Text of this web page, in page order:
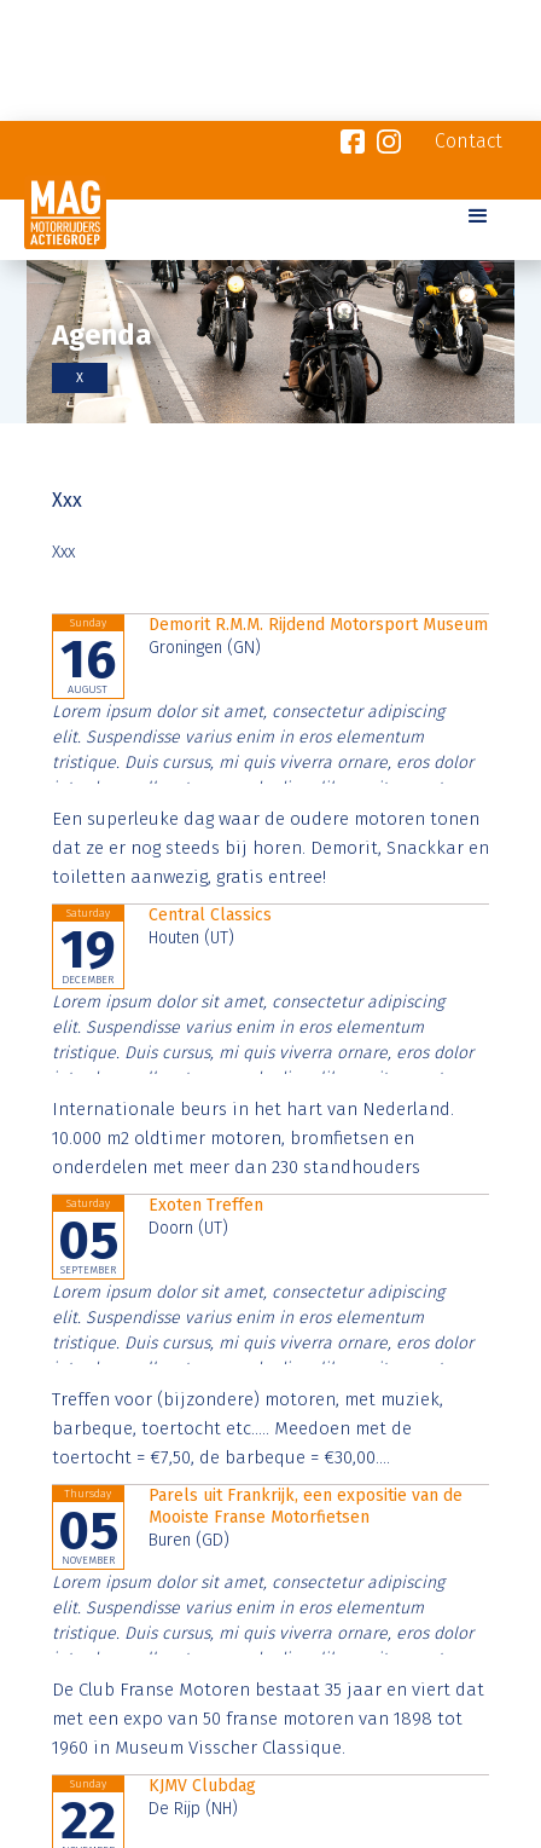
Contact
Agenda
X
Xxx
Xxx
Sunday
16
AUGUST
Demorit R.M.M. Rijdend Motorsport Museum
Groningen (GN)
Lorem ipsum dolor sit amet, consectetur adipiscing
elit. Suspendisse varius enim in eros elementum
tristique. Duis cursus, mi quis viverra ornare, eros dolor
interdum nulla, ut commodo diam libero vitae erat.
Aenean faucibus nibh et justo cursus id rutrum lorem
imperdiet. Nunc ut sem vitae risus tristique posuere.
Een superleuke dag waar de oudere motoren tonen
dat ze er nog steeds bij horen. Demorit, Snackkar en
toiletten aanwezig, gratis entree!
Saturday
19
DECEMBER
Central Classics
Houten (UT)
Lorem ipsum dolor sit amet, consectetur adipiscing
elit. Suspendisse varius enim in eros elementum
tristique. Duis cursus, mi quis viverra ornare, eros dolor
interdum nulla, ut commodo diam libero vitae erat.
Aenean faucibus nibh et justo cursus id rutrum lorem
imperdiet. Nunc ut sem vitae risus tristique posuere.
Internationale beurs in het hart van Nederland.
10.000 m2 oldtimer motoren, bromfietsen en
onderdelen met meer dan 230 standhouders
Saturday
05
SEPTEMBER
Exoten Treffen
Doorn (UT)
Lorem ipsum dolor sit amet, consectetur adipiscing
elit. Suspendisse varius enim in eros elementum
tristique. Duis cursus, mi quis viverra ornare, eros dolor
interdum nulla, ut commodo diam libero vitae erat.
Aenean faucibus nibh et justo cursus id rutrum lorem
imperdiet. Nunc ut sem vitae risus tristique posuere.
Treffen voor (bijzondere) motoren, met muziek,
barbeque, toertocht etc..... Meedoen met de
toertocht = €7,50, de barbeque = €30,00....
Thursday
05
NOVEMBER
Parels uit Frankrijk, een expositie van de
Mooiste Franse Motorfietsen
Buren (GD)
Lorem ipsum dolor sit amet, consectetur adipiscing
elit. Suspendisse varius enim in eros elementum
tristique. Duis cursus, mi quis viverra ornare, eros dolor
interdum nulla, ut commodo diam libero vitae erat.
Aenean faucibus nibh et justo cursus id rutrum lorem
imperdiet. Nunc ut sem vitae risus tristique posuere.
De Club Franse Motoren bestaat 35 jaar en viert dat
met een expo van 50 franse motoren van 1898 tot
1960 in Museum Visscher Classique.
Sunday
22
KJMV Clubdag
De Rijp (NH)